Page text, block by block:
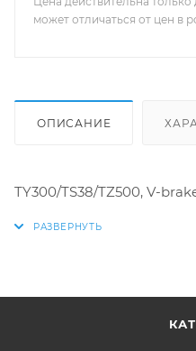
может отличаться от цен в
ОПИСАНИЕ
TY300/TS38/TZ500, V-